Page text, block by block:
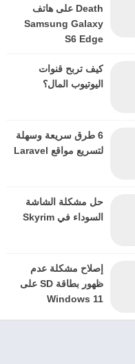
Death على هاتف
Samsung Galaxy
S6 Edge
كيف تربح قنوات
اليوتيوب المال؟
6 طرق سريعة وسهلة
لتسريع مواقع Laravel
حل مشكلة الشاشة
السوداء في Skyrim
إصلاح مشكلة عدم
ظهور بطاقة SD على
Windows 11